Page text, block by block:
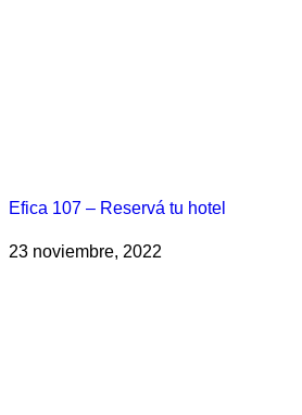
Efica 107 – Reservá tu hotel
23 noviembre, 2022